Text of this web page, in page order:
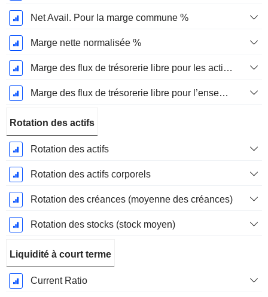
Net Avail. Pour la marge commune %
Marge nette normalisée %
Marge des flux de trésorerie libre pour les actionnaires
Marge des flux de trésorerie libre pour l’ensemble des pourvoyeurs de fonds
Rotation des actifs
Rotation des actifs
Rotation des actifs corporels
Rotation des créances (moyenne des créances)
Rotation des stocks (stock moyen)
Liquidité à court terme
Current Ratio